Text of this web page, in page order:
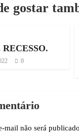
gostar
0
mail não será